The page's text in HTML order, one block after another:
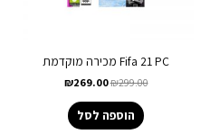
Fifa 21 PC מכירה מוקדמת
₪299.00
₪269.00
הוספה לסל